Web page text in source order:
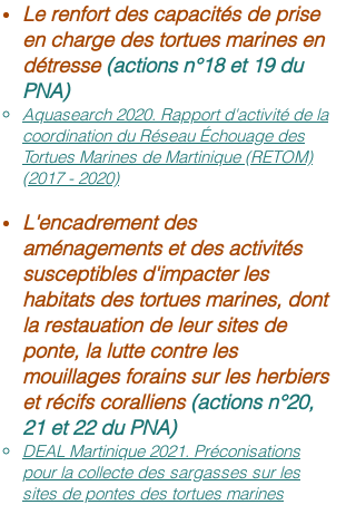
Le renfort des capacités de prise
en charge des tortues marines en
détresse (actions n°18 et 19 du
PNA)
Aquasearch 2020. Rapport d'activité de la
coordination du Réseau Échouage des
Tortues Marines de Martinique (RETOM)
(2017 - 2020)
L'encadrement des
aménagements et des activités
susceptibles d'impacter les
habitats des tortues marines, dont
la restauation de leur sites de
ponte, la lutte contre les
mouillages forains sur les herbiers
et récifs coralliens(actions n°20,
21 et 22 du PNA)
DEAL Martinique 2021. Préconisations
pour la collecte des sargasses sur les
sites de pontes des tortues marines